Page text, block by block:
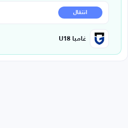
انتقال
غامبا U18